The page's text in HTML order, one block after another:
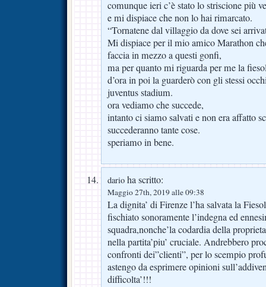
comunque ieri c’è stato lo striscione più
e mi dispiace che non lo hai rimarcato.
“Tornatene dal villaggio da dove sei
Mi dispiace per il mio amico Marathon
faccia in mezzo a questi gonfi,
ma per quanto mi riguarda per me la
d’ora in poi la guarderò con gli stessi
juventus stadium.
ora vediamo che succede,
intanto ci siamo salvati e non era affatto
succederanno tante cose.
speriamo in bene.
dario ha scritto:
Maggio 27th, 2019 alle 09:38
La dignita’ di Firenze l’ha salvata la
fischiato sonoramente l’indegna ed
squadra,nonche’la codardia della
nella partita’piu’ cruciale. Andrebbero
confronti dei”clienti”, per lo scempio
astengo da esprimere opinioni
difficolta’!!!